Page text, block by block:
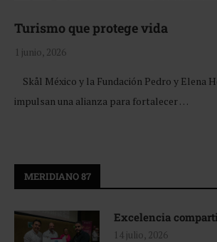
Turismo que protege vida
1 junio, 2026
Skål México y la Fundación Pedro y Elena
impulsan una alianza para fortalecer …
MERIDIANO 87
Excelencia
14 julio, 2026